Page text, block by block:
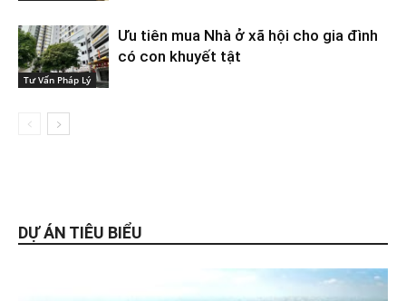
Tư Vấn Pháp Lý
Ưu tiên mua Nhà ở xã hội cho gia đình
có con khuyết tật
DỰ ÁN TIÊU BIỂU